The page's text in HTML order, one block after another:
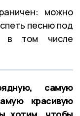
можно
песню под
в том числе
самую
красивую